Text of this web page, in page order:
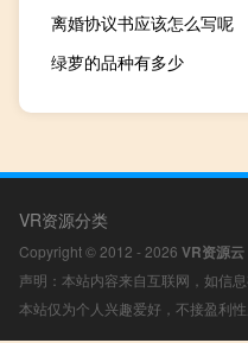
离婚协议书应该怎么写呢
绿萝的品种有多少
VR资源分类
Copyright © 2012 - 2026 VR资源云
声明：本站内容来自互联网，如信
本站仅为个人兴趣爱好，不接盈利